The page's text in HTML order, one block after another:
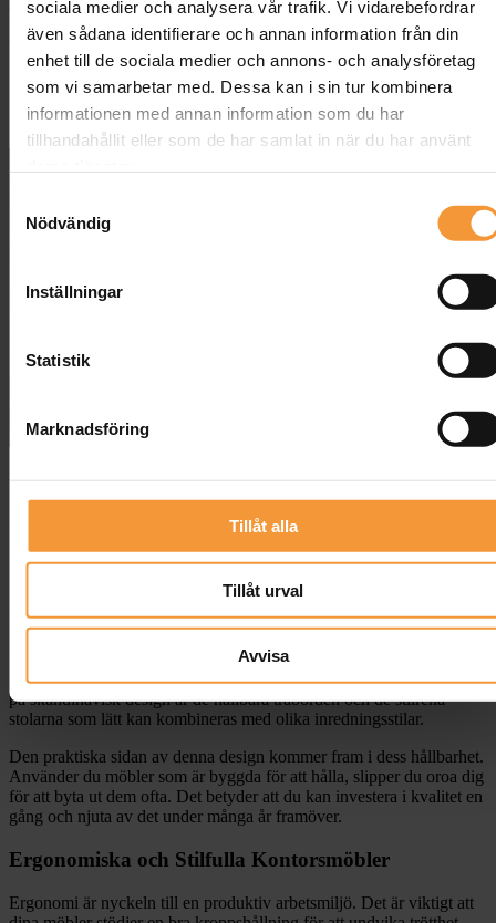
sociala medier och analysera vår trafik. Vi vidarebefordrar
även sådana identifierare och annan information från din
enhet till de sociala medier och annons- och analysföretag
som vi samarbetar med. Dessa kan i sin tur kombinera
informationen med annan information som du har
tillhandahållit eller som de har samlat in när du har använt
Nödvändig
Inställningar
Statistik
Marknadsföring
Tillåt alla
Tillåt urval
Avvisa
som både lockar kreativitet och stödjer fokus. I den här guiden visar
vi hur funktionell inredning från Banquet gör skillnad i ditt kontor –
vare sig det är hemma eller på jobbet. Utforska våra hållbara och
flexibla möbellösningar för ditt nästa projekt påBanquet.se! ✨
Skapa Inspirerande Arbetsmiljöer
Skandinavisk Design och Funktionalitet
Skandinavisk design är känd för sin enkelhet och funktionalitet. Den
handlar inte bara om estetik utan även om att erbjuda praktiska
balans mellan form och funktion. En minimalistisk stil med rena
linjer kan faktiskt hjälpa till att hålla fokus på arbetet. Några exempel
på skandinavisk design är de hållbara träborden och de stilrena
stolarna som lätt kan kombineras med olika inredningsstilar.
Den praktiska sidan av denna design kommer fram i dess hållbarhet.
Använder du möbler som är byggda för att hålla, slipper du oroa dig
för att byta ut dem ofta. Det betyder att du kan investera i kvalitet en
gång och njuta av det under många år framöver.
Ergonomiska och Stilfulla Kontorsmöbler
Ergonomi är nyckeln till en produktiv arbetsmiljö. Det är viktigt att